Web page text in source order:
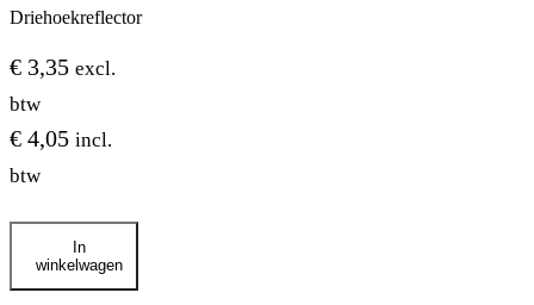
Driehoekreflector
€ 3,35 excl.
btw
€ 4,05 incl.
btw
Driehoekreflector
In
winkelwagen